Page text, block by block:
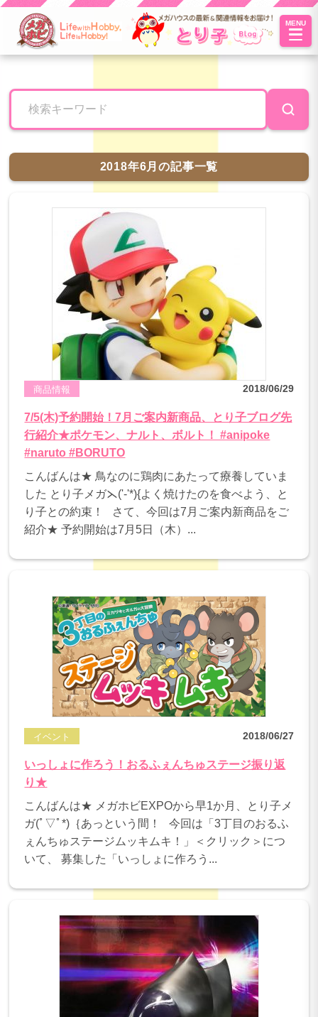
とり子ブ
ログへよ
うこそ！
2018年6月の記事一覧
商品情報 2018/06/29
7/5(木)予約開始！7月ご案内新商品、とり子ブログ先
行紹介★ポケモン、ナルト、ボルト！ #anipoke
#naruto #BORUTO
こんばんは★ 鳥なのに鶏肉にあたって療養していま
した とり子メガ⋋('-'*){よく焼けたのを食べよう、と
り子との約束！ さて、今回は7月ご案内新商品をご
紹介★ 予約開始は7月5日（木）...
イベント 2018/06/27
いっしょに作ろう！おるふぇんちゅステージ振り返
り★
こんばんは★ メガホビEXPOから早1か月、とり子メ
ガ(ﾟ▽ﾟ*)｛あっという間！ 今回は「3丁目のおるふ
ぇんちゅステージムッキムキ！」＜クリック＞につ
いて、 募集した「いっしょに作ろう...
MENU